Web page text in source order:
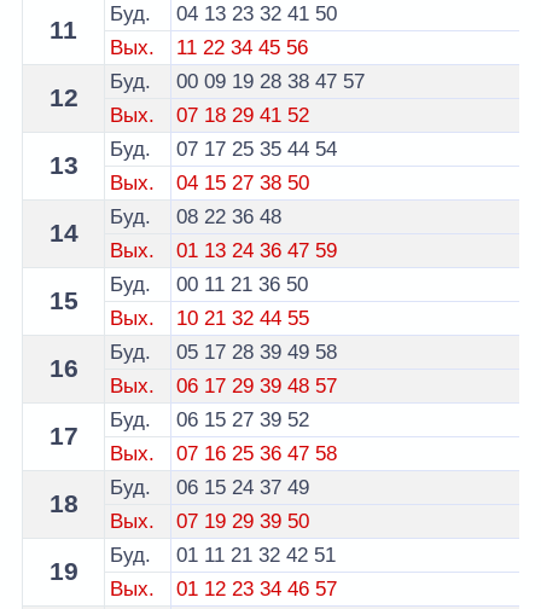
11
Буд. 04 13 23 32 41 50
Вых.
11 22 34 45 56
12
Буд. 00 09 19 28 38 47 57
Вых.
07 18 29 41 52
13
Буд. 07 17 25 35 44 54
Вых.
04 15 27 38 50
14
Буд. 08 22 36 48
Вых.
01 13 24 36 47 59
15
Буд. 00 11 21 36 50
Вых.
10 21 32 44 55
16
Буд. 05 17 28 39 49 58
Вых.
06 17 29 39 48 57
17
Буд. 06 15 27 39 52
Вых.
07 16 25 36 47 58
18
Буд. 06 15 24 37 49
Вых.
07 19 29 39 50
19
Буд. 01 11 21 32 42 51
Вых.
01 12 23 34 46 57